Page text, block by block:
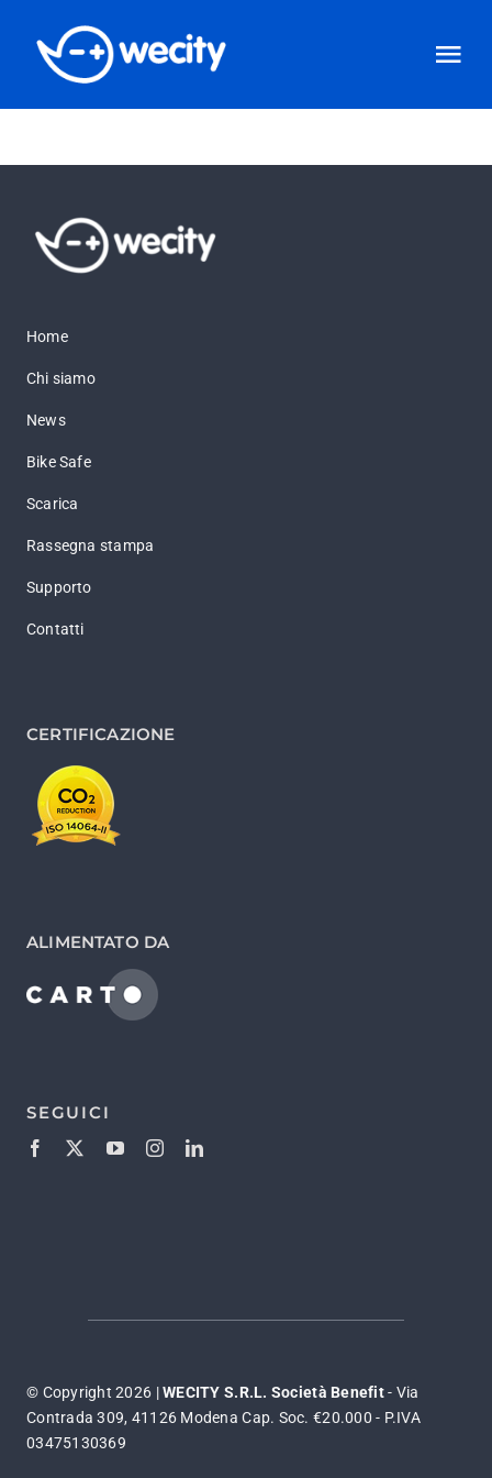
contenuto
Contatti
Home
Chi siamo
News
Bike Safe
Scarica
Rassegna stampa
Supporto
Contatti
CERTIFICAZIONE
ALIMENTATO DA
SEGUICI
© Copyright 2026 |WECITY S.R.L. Società Benefit- Via
Contrada 309, 41126 Modena Cap. Soc. €20.000 - P.IVA
03475130369